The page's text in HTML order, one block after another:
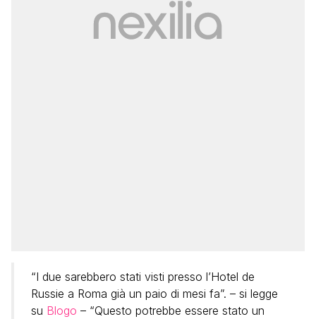
“I due sarebbero stati visti presso l’Hotel de
Russie a Roma già un paio di mesi fa”. – si legge
su Blogo – “Questo potrebbe essere stato un